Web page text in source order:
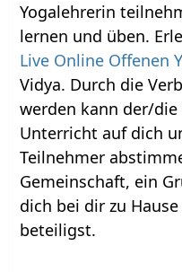
Yogalehrerin
lernen und üben.
Live Online Offenen
Vidya. Durch die
werden kann der/
Unterricht auf dich
Teilnehmer
Gemeinschaft, ein
dich bei dir zu
beteiligst.